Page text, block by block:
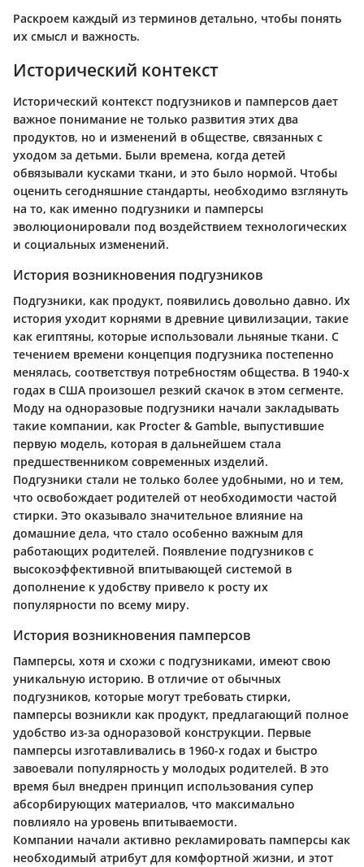
Раскроем каждый из терминов детально, чтобы понять
их смысл и важность.
Исторический контекст
Исторический контекст подгузников и памперсов дает
важное понимание не только развития этих два
продуктов, но и изменений в обществе, связанных с
уходом за детьми. Были времена, когда детей
обвязывали кусками ткани, и это было нормой. Чтобы
оценить сегодняшние стандарты, необходимо взглянуть
на то, как именно подгузники и памперсы
эволюционировали под воздействием технологических
и социальных изменений.
История возникновения подгузников
Подгузники, как продукт, появились довольно давно. Их
история уходит корнями в древние цивилизации, такие
как египтяны, которые использовали льняные ткани. С
течением времени концепция подгузника постепенно
менялась, соответствуя потребностям общества. В 1940-х
годах в США произошел резкий скачок в этом сегменте.
Моду на одноразовые подгузники начали закладывать
такие компании, как Procter & Gamble, выпустившие
первую модель, которая в дальнейшем стала
предшественником современных изделий.
Подгузники стали не только более удобными, но и тем,
что освобождает родителей от необходимости частой
стирки. Это оказывало значительное влияние на
домашние дела, что стало особенно важным для
работающих родителей. Появление подгузников с
высокоэффективной впитывающей системой в
дополнение к удобству привело к росту их
популярности по всему миру.
История возникновения памперсов
Памперсы, хотя и схожи с подгузниками, имеют свою
уникальную историю. В отличие от обычных
подгузников, которые могут требовать стирки,
памперсы возникли как продукт, предлагающий полное
удобство из-за одноразовой конструкции. Первые
памперсы изготавливались в 1960-х годах и быстро
завоевали популярность у молодых родителей. В это
время был внедрен принцип использования супер
абсорбирующих материалов, что максимально
повлияло на уровень впитываемости.
Компании начали активно рекламировать памперсы как
необходимый атрибут для комфортной жизни, и этот